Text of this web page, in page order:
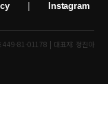
Instagram
449-81-01178 | 대표자: 정진아